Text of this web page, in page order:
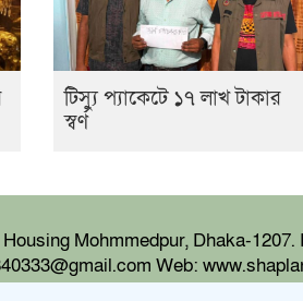
টিস্যু প্যাকেটে ১৭ লাখ টাকার
স্বর্ণ
Mohmmedpur, Dhaka-
Web: